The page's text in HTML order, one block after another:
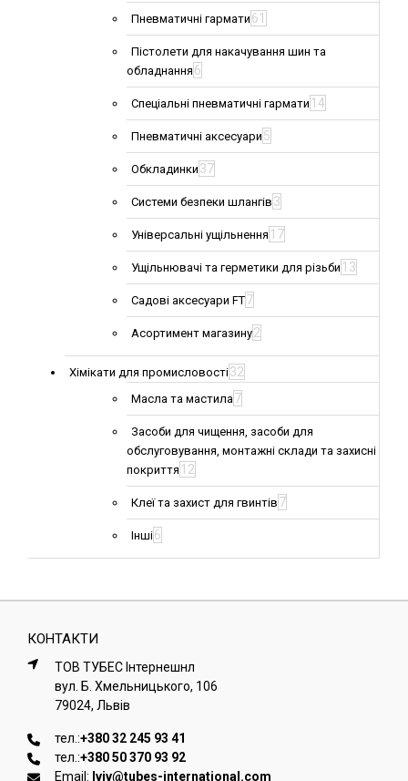
Пневматичні гармати 61
Пістолети для накачування шин та
обладнання 6
Спеціальні пневматичні гармати 14
Пневматичні аксесуари 5
Обкладинки 37
Системи безпеки шлангів 3
Універсальні ущільнення 17
Ущільнювачі та герметики для різьби 13
Садові аксесуари FT7
Асортимент магазину2
Хімікати для промисловості32
Масла та мастила7
Засоби для чищення, засоби для
обслуговування, монтажні склади та захисні
покриття 12
Клеї та захист для гвинтів 7
Інші6
КОНТАКТИ
ТОВ ТУБЕС Iнтернешнл
вул. Б. Хмельницького, 106
79024, Львiв
тел.:+380 32 245 93 41
тел.:+380 50 370 93 92
Email: lviv@tubes-international.com